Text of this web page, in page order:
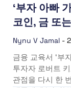
‘부자 아빠
코인, 금 또
Nynu V Jamal -
금융 교육서 ‘부
투자자 로버트
관점을 다시 한